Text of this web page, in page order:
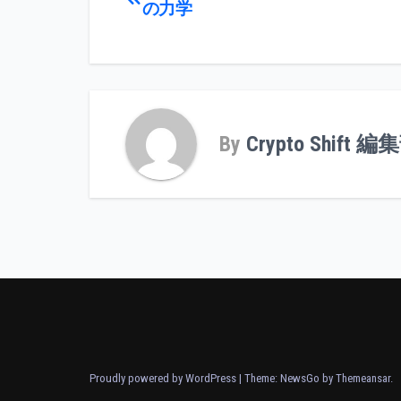
ナ
ビ
ゲ
ー
ン
の力学
By Crypto Shift 編
Proudly powered by WordPress | Theme: NewsGo by Themeansar.